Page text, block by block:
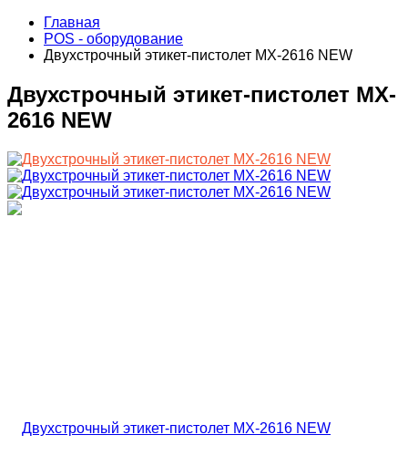
Главная
POS - оборудование
Двухстрочный этикет-пистолет MX-2616 NEW
Двухстрочный этикет-пистолет MX-
2616 NEW